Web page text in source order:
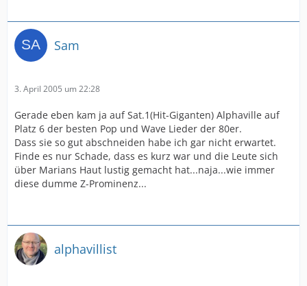
Sam
3. April 2005 um 22:28
Gerade eben kam ja auf Sat.1(Hit-Giganten) Alphaville auf
Platz 6 der besten Pop und Wave Lieder der 80er.
Dass sie so gut abschneiden habe ich gar nicht erwartet.
Finde es nur Schade, dass es kurz war und die Leute sich
über Marians Haut lustig gemacht hat...naja...wie immer
diese dumme Z-Prominenz...
alphavillist